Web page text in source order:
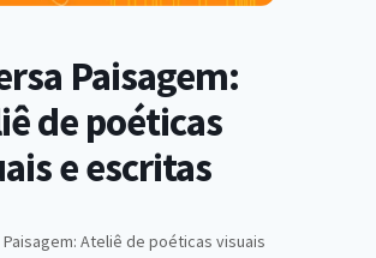
Paisagem:
de poéticas
e escritas
Paisagem: Ateliê de poéticas visuais